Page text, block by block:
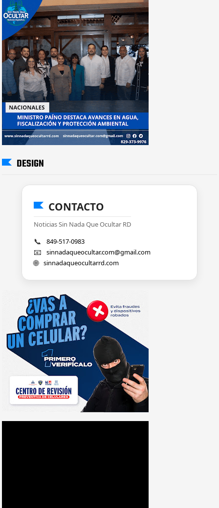
DESIGN
CONTACTO
Noticias Sin Nada Que Ocultar RD
📞 849-517-0983
📧 sinnadaqueocultar.com@gmail.com
🌐 sinnadaqueocultarrd.com